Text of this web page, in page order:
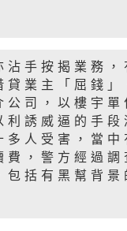
手按揭業務，
業主「屈錢」
司，以樓宇單
誘威逼的手段
人受害，當中
，警方經過調
括有黑幫背景